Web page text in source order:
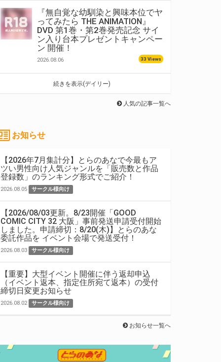
『無自覚な幼馴染と興味本位でヤ
ってみたら THE ANIMATION』
DVD 第1巻・第2巻発売記念 サイ
ン入り台本プレゼントキャンペー
ン 開催！
2026.08.06 33 Views
続きを表示(デイリー)
人気の記事一覧へ
お知らせ
【2026年7月集計分】とらのあなで今最もア
ツい男性向け人気ジャンルを「販売数と作品
登録数」のランキング形式でご紹介！
2026.08.05 サークル様向け
【2026/08/03更新。8/23開催「GOOD
COMIC CITY 32 大阪」事前発送申請受付開始
しました。申請締切：8/20(木)】とらのあな
委託作品を イベント会場で発送受付！
2026.08.03 サークル様向け
【重要】大型イベント開催に伴う返却申込
（イベント返本、指定住所宛て返本）の受付
締切日変更お知らせ
2026.08.02 サークル様向け
お知らせ一覧へ